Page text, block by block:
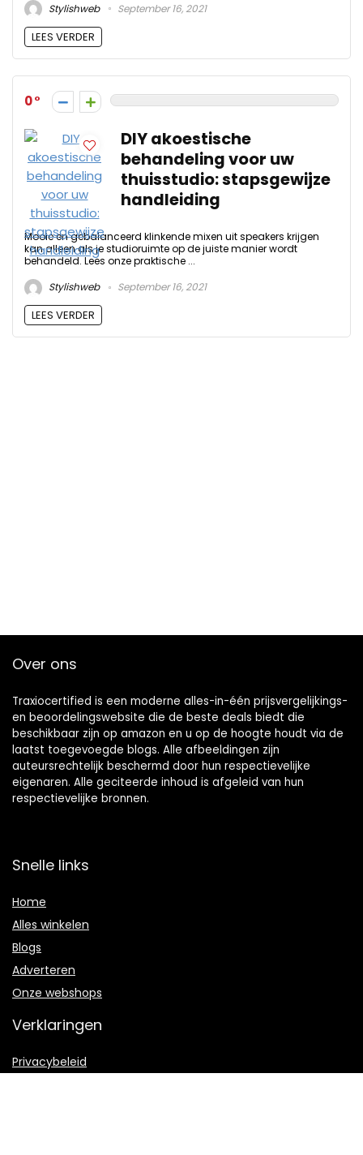
Stylishweb
September 16, 2021
LEES VERDER
0
DIY akoestische
behandeling voor uw
thuisstudio: stapsgewijze
handleiding
Mooie en gebalanceerd klinkende mixen uit speakers krijgen
kan alleen als je studioruimte op de juiste manier wordt
behandeld. Lees onze praktische ...
Stylishweb
September 16, 2021
LEES VERDER
Over ons
Traxiocertified is een moderne alles-in-één prijsvergelijkings-
en beoordelingswebsite die de beste deals biedt die
beschikbaar zijn op amazon en u op de hoogte houdt via de
laatst toegevoegde blogs. Alle afbeeldingen zijn
auteursrechtelijk beschermd door hun respectievelijke
eigenaren. Alle geciteerde inhoud is afgeleid van hun
respectievelijke bronnen.
Snelle links
Home
Alles winkelen
Blogs
Adverteren
Onze webshops
Verklaringen
Privacybeleid